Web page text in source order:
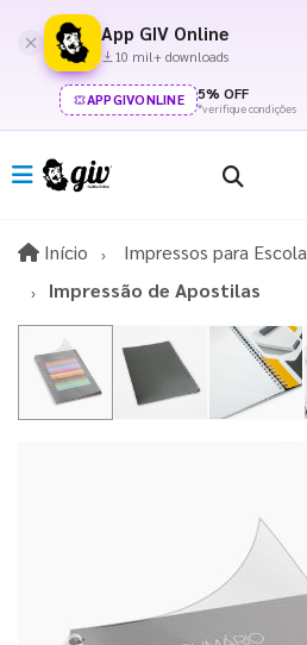
App GIV Online
10 mil+ downloads
APPGIVONLINE 5% OFF
*verifique condições
Início InícioImpressos para Escola
Impressão de Apostilas